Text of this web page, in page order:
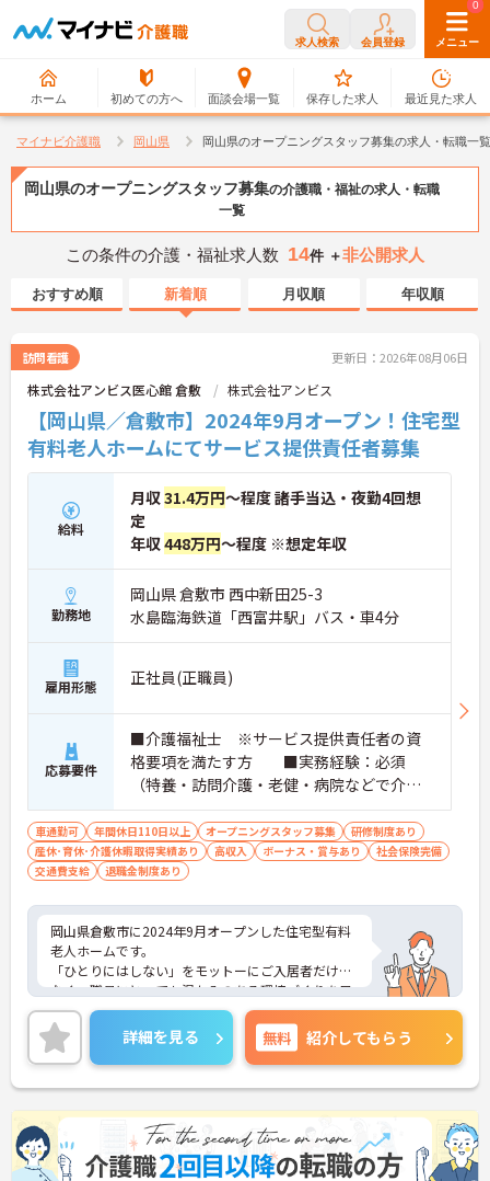
求人検索 会員登録 メニュー
ホーム 初めての方へ 面談会場一覧
0
保存した求人
0
最近見た求人
マイナビ介護職 岡山県 岡山県のオープニングスタッフ募集の求人・転職一覧
岡山県のオープニングスタッフ募集の介護職・福祉の求人・転職
一覧
この条件の介護・福祉求人数 14件 ＋非公開求人
おすすめ順 新着順 月収順 年収順
訪問看護 更新日：2026年08月06日
株式会社アンビス医心館 倉敷 株式会社アンビス
【岡山県／倉敷市】2024年9月オープン！住宅型
有料老人ホームにてサービス提供責任者募集
給料
月収31.4万円～程度 諸手当込・夜勤4回想
定
年収448万円～程度 ※想定年収
勤務地
岡山県 倉敷市 西中新田25-3
水島臨海鉄道「西富井駅」バス・車4分
雇用形態 正社員(正職員)
応募要件
■介護福祉士 ※サービス提供責任者の資
格要項を満たす方 ■実務経験：必須
（特養・訪問介護・老健・病院などで介護
の実務経験が3年程度ある方） ※サ責：未
経験可
車通勤可 年間休日110日以上 オープニングスタッフ募集
研修制度あり
産休･育休･介護休暇取得実績あり
高収入 ボーナス・賞与あり
社会保険完備
交通費支給
退職金制度あり
岡山県倉敷市に2024年9月オープンした住宅型有料
老人ホームです。
「ひとりにはしない」をモットーにご入居者だけで
なく、職員にとっても温かみのある環境づくりを目
指しています。
ご利用者一人ひとりに寄り添ってサービスを提供し
ていただける方を募集しています。サービス提供責
任者の経験がなくスタートされた方も多数いらっし
ゃいます。
ご興味のある方には、面接対策ポイントなど、さら
に詳細をお話しいたしますのでお気軽にご相談くだ
さい！
詳細を見る 無料 紹介してもらう